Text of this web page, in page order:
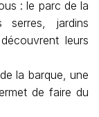
: le parc de la
serres, jardins
leurs
la barque, une
de faire du